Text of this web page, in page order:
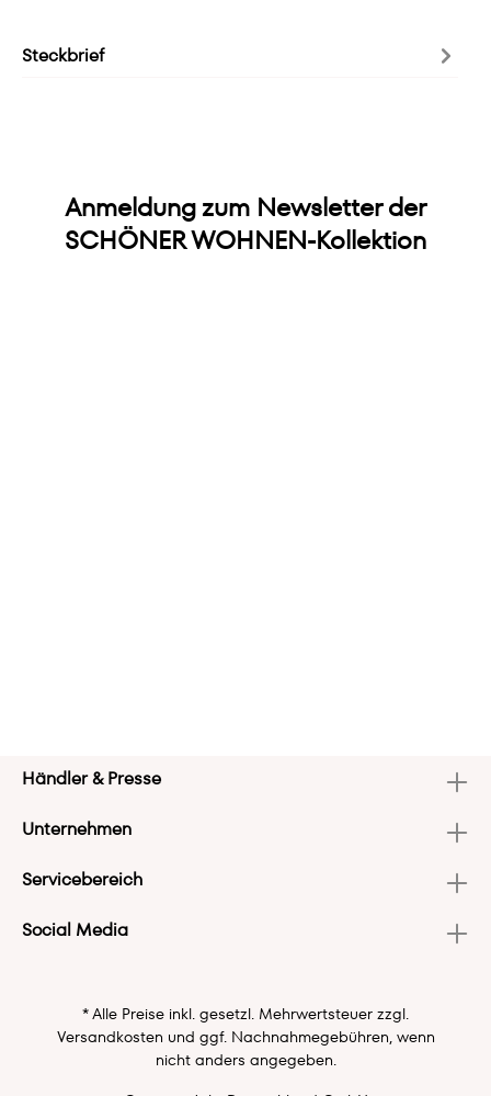
Steckbrief
Anmeldung zum Newsletter der
SCHÖNER WOHNEN-Kollektion
Händler & Presse
Unternehmen
Servicebereich
Social Media
* Alle Preise inkl. gesetzl. Mehrwertsteuer zzgl.
Versandkosten und ggf. Nachnahmegebühren, wenn
nicht anders angegeben.